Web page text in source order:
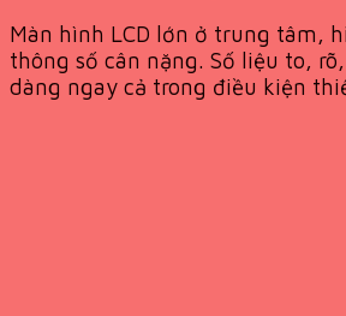
Màn hình LCD lớn ở trung tâm,
thông số cân nặng. Số liệu to,
dàng ngay cả trong điều kiện